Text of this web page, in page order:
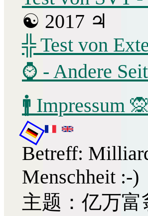
☯ 2017 ♃
╬ Test von
⌚ - Andere
🚹 Impressum
Betreff:
Menschheit :-)
主题：亿万